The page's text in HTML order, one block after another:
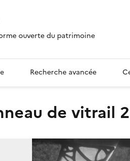
ouverte du patrimoine
Recherche avancée
de vitrail